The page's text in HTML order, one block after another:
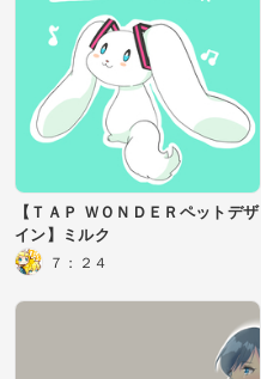
【ＴＡＰ ＷＯＮＤＥＲペットデザ
イン】ミルク
７：２４